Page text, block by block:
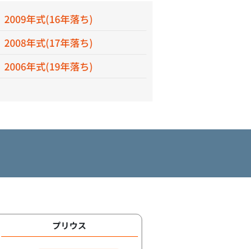
2009年式(16年落ち)
2008年式(17年落ち)
2006年式(19年落ち)
プリウス